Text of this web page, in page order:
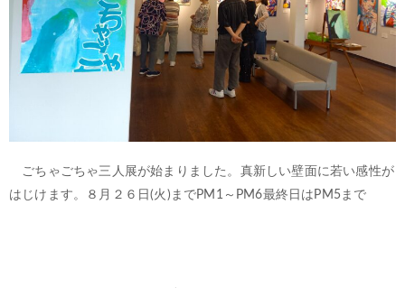
ごちゃごちゃ三人展が始まりました。真新しい壁面に若い感性が
はじけます。８月２６日(火)までPM1～PM6最終日はPM5まで